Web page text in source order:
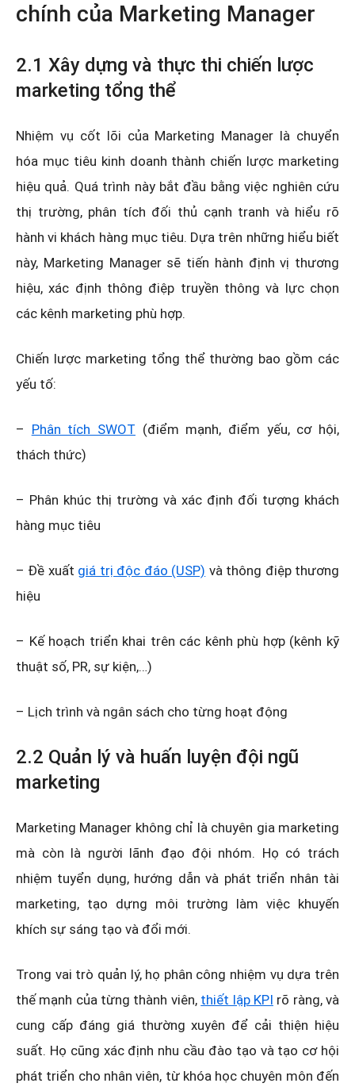
chính của Marketing Manager
2.1 Xây dựng và thực thi chiến lược
marketing tổng thể
Nhiệm vụ cốt lõi của Marketing Manager là chuyển
hóa mục tiêu kinh doanh thành chiến lược marketing
hiệu quả. Quá trình này bắt đầu bằng việc nghiên cứu
thị trường, phân tích đối thủ cạnh tranh và hiểu rõ
hành vi khách hàng mục tiêu. Dựa trên những hiểu biết
này, Marketing Manager sẽ tiến hành định vị thương
hiệu, xác định thông điệp truyền thông và lực chọn
các kênh marketing phù hợp.
Chiến lược marketing tổng thể thường bao gồm các
yếu tố:
– Phân tích SWOT (điểm mạnh, điểm yếu, cơ hội,
thách thức)
– Phân khúc thị trường và xác định đối tượng khách
hàng mục tiêu
– Đề xuất giá trị độc đáo (USP) và thông điệp thương
hiệu
– Kế hoạch triển khai trên các kênh phù hợp (kênh kỹ
thuật số, PR, sự kiện,…)
– Lịch trình và ngân sách cho từng hoạt động
2.2 Quản lý và huấn luyện đội ngũ
marketing
Marketing Manager không chỉ là chuyên gia marketing
mà còn là người lãnh đạo đội nhóm. Họ có trách
nhiệm tuyển dụng, hướng dẫn và phát triển nhân tài
marketing, tạo dựng môi trường làm việc khuyến
khích sự sáng tạo và đổi mới.
Trong vai trò quản lý, họ phân công nhiệm vụ dựa trên
thế mạnh của từng thành viên, thiết lập KPI rõ ràng, và
cung cấp đáng giá thường xuyên để cải thiện hiệu
suất. Họ cũng xác định nhu cầu đào tạo và tạo cơ hội
phát triển cho nhân viên, từ khóa học chuyên môn đến